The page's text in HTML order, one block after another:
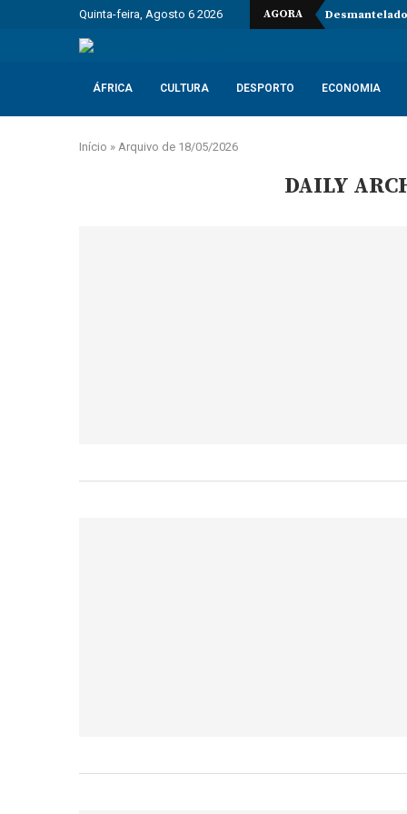
Quinta-feira, Agosto 6 2026 AGORA
ÁFRICA CULTURA DESPORTO ECONOMIA
Início » Arquivo de 18/05/2026
DAILY